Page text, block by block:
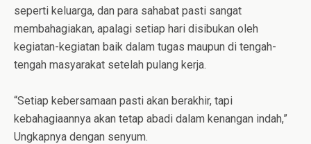
seperti keluarga, dan para sahabat pasti sangat
membahagiakan, apalagi setiap hari disibukan oleh
kegiatan-kegiatan baik dalam tugas maupun di tengah-
tengah masyarakat setelah pulang kerja.
“Setiap kebersamaan pasti akan berakhir, tapi
kebahagiaannya akan tetap abadi dalam kenangan indah,”
Ungkapnya dengan senyum.